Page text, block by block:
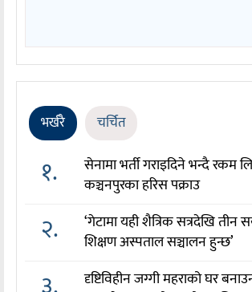
भर्खरै चर्चित
१.
सेनामा भर्ती गराइदिने भन्दै रकम
कञ्चनपुरका हरिस पक्राउ
२.
‘गेटामा यही शैत्रिक सत्रदेखि तीन
शिक्षण अस्पताल सञ्चालन हुन्छ’
दृष्टिविहीन जग्गी महराको घर